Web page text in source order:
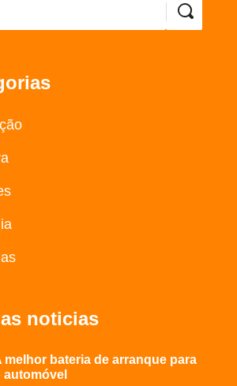
noticias
melhor bateria de arranque para
automóvel